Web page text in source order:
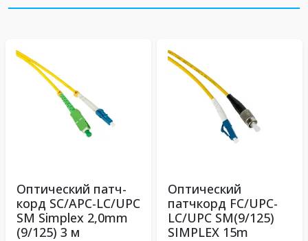
Оптический патч-
корд SC/APC-LC/UPC
SM Simplex 2,0mm
(9/125) 3 м
Оптический
патчкорд FC/UPC-
LC/UPC SM(9/125)
SIMPLEX 15m